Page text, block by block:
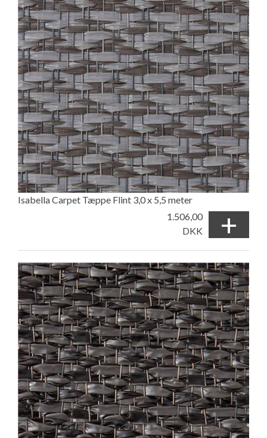
Isabella Carpet Tæppe Flint 3,0 x 5,5 meter
1.506,00
DKK
+